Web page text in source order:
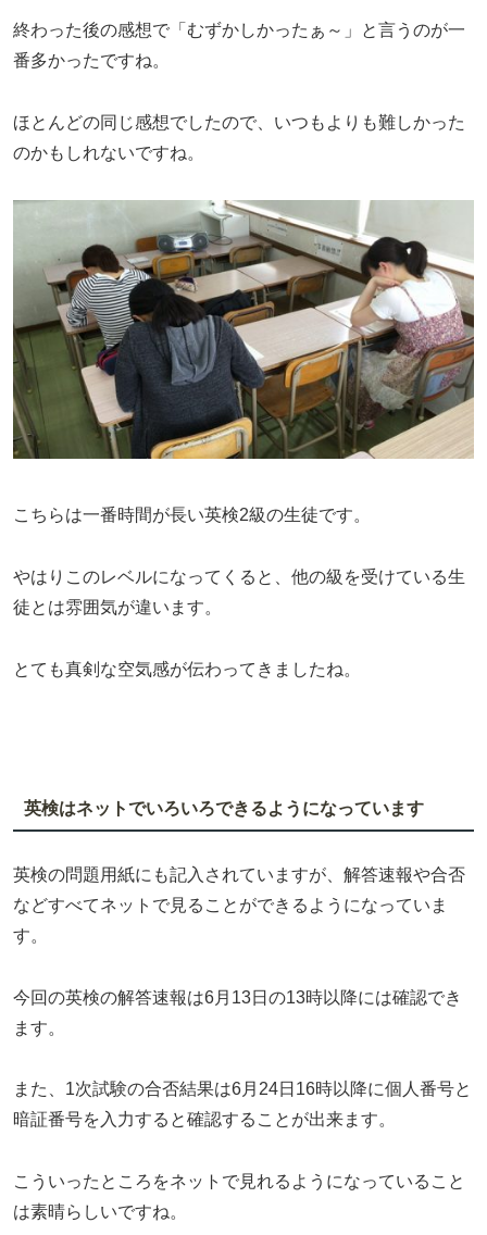
終わった後の感想で「むずかしかったぁ～」と言うのが一
番多かったですね。
ほとんどの同じ感想でしたので、いつもよりも難しかった
のかもしれないですね。
こちらは一番時間が長い英検2級の生徒です。
やはりこのレベルになってくると、他の級を受けている生
徒とは雰囲気が違います。
とても真剣な空気感が伝わってきましたね。
英検はネットでいろいろできるようになっています
英検の問題用紙にも記入されていますが、解答速報や合否
などすべてネットで見ることができるようになっていま
す。
今回の英検の解答速報は6月13日の13時以降には確認でき
ます。
また、1次試験の合否結果は6月24日16時以降に個人番号と
暗証番号を入力すると確認することが出来ます。
こういったところをネットで見れるようになっていること
は素晴らしいですね。